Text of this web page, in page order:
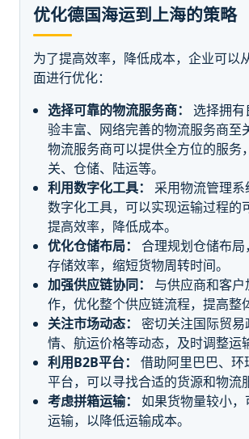
优化德国海运到上海的策略
为了提高效率，降低成本，企业可以
面进行优化：
选择可靠的物流服务商：
选择拥有
验丰富、网络完善的物流服务商至
物流服务商可以提供全方位的服务
关、仓储、陆运等。
利用数字化工具：
采用物流管理
数字化工具，可以实现运输过程的
提高效率，降低成本。
优化仓储布局：
合理规划仓储布
存储效率，缩短货物周转时间。
加强供应链协同：
与供应商和客
作，优化整个供应链流程，提高整
关注市场动态：
密切关注国际贸
情、航运价格等动态，及时调整运
利用B2B平台：
借助阿里巴巴、环
平台，可以寻找合适的货源和物流
考虑拼箱运输：
如果货物量较小
运输，以降低运输成本。